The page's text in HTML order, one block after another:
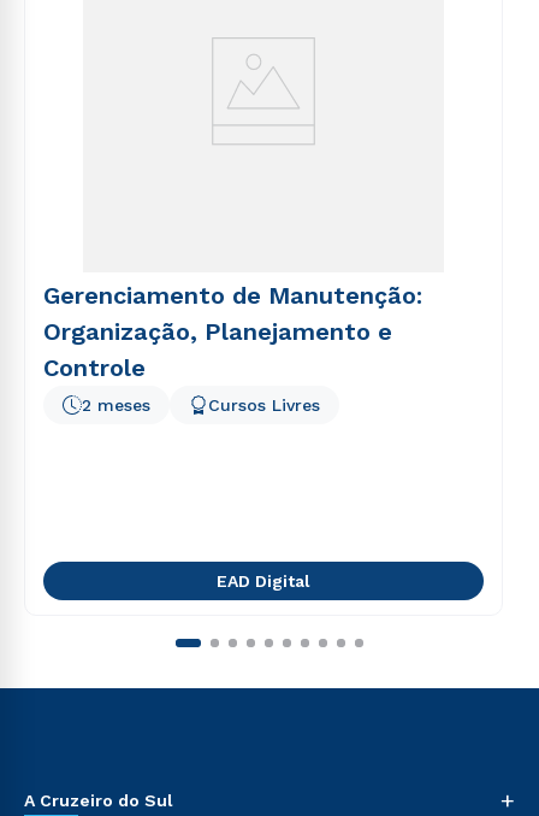
Gerenciamento de Manutenção:
Organização, Planejamento e
Controle
2 meses Cursos Livres
EAD Digital
A Cruzeiro do Sul +